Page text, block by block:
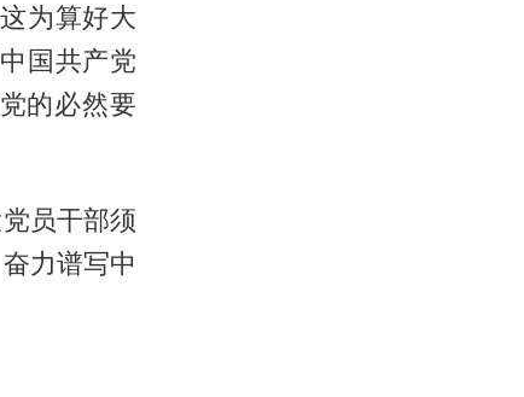
为算好大
国共产党
的必然要
员干部须
力谱写中